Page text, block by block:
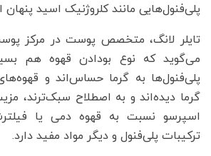
پلی‌فنول‌هایی مانند کلروژنیک اسید
تایلر لانگ، متخصص پوست در مرکز
می‌گوید که نوع بودادن قهوه هم
پلی‌فنول‌ها به گرما حساس‌اند و
گرما دیده‌اند و به اصطلاح سبک‌ترند،
اسپرسو نسبت به قهوه دمی یا
ترکیبات پلی‌فنول‌ و دیگر مواد مفید دارد.